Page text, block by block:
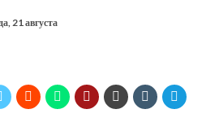
21 августа